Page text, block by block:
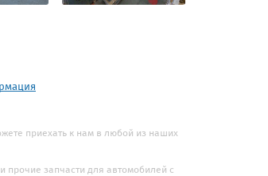
приехать к нам в любой из наших
прочие запчасти для автомобилей с